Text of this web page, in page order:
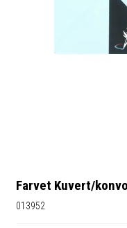
Farvet Kuvert/
013952